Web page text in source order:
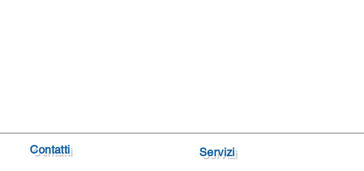
Contatti Servizi